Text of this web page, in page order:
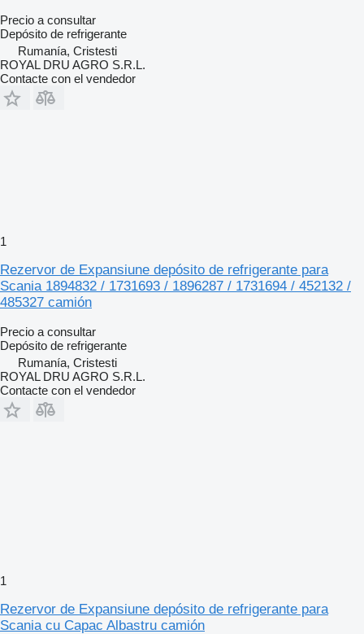
Precio a consultar
Depósito de refrigerante
Rumanía, Cristesti
ROYAL DRU AGRO S.R.L.
Contacte con el vendedor
1
Rezervor de Expansiune depósito de refrigerante para
Scania 1894832 / 1731693 / 1896287 / 1731694 / 452132 /
485327 camión
Precio a consultar
Depósito de refrigerante
Rumanía, Cristesti
ROYAL DRU AGRO S.R.L.
Contacte con el vendedor
1
Rezervor de Expansiune depósito de refrigerante para
Scania cu Capac Albastru camión